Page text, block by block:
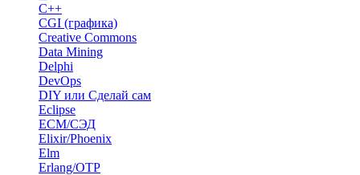
C++
CGI (графика)
Creative Commons
Data Mining
Delphi
DevOps
DIY или Сделай сам
Eclipse
ECM/СЭД
Elixir/Phoenix
Elm
Erlang/OTP